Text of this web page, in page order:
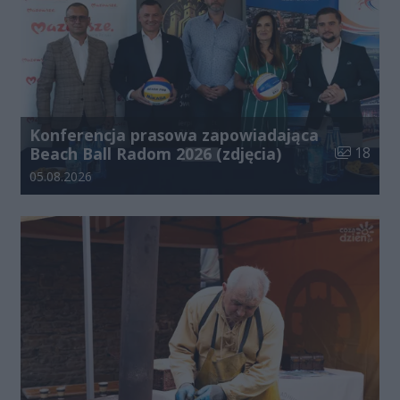
Konferencja prasowa zapowiadająca
Beach Ball Radom 2026 (zdjęcia)
Liczba
18
Data dodania galerii:
05.08.2026